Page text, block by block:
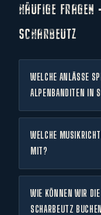
HÄUFIGE
SCHARBEUTZ
WELCHE ANLÄSSE
ALPENBANDITEN IN
WELCHE
MIT?
WIE KÖNNEN WIR
SCHARBEUTZ